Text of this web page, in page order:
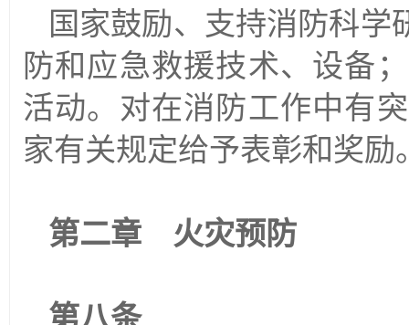
国家鼓励、支持消防科
防和应急救援技术、设备
活动。对在消防工作中有
家有关规定给予表彰和奖励
第二章 火灾预防
第八条